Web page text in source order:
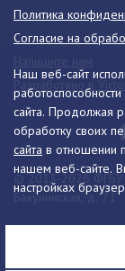
Наш веб-сайт
сайта. Продолжая
обработку своих
сайта в отношении
нашем веб-сайте.
настройках
© 2013-2026
Бакунинская, д. 71
Телефон:8 (495)
Политика
Согласие на
Разработано в